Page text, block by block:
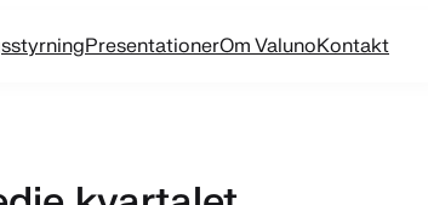
PresentationerOm ValunoKontakt